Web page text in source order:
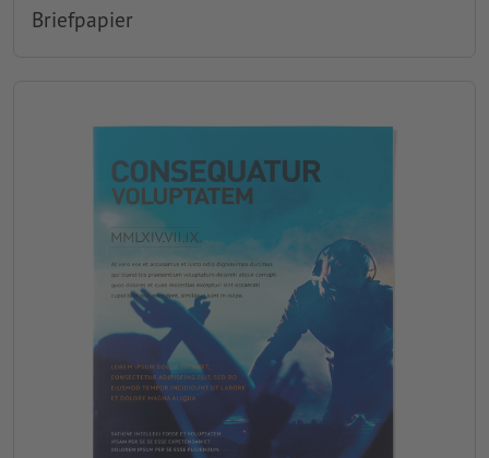
Briefpapier